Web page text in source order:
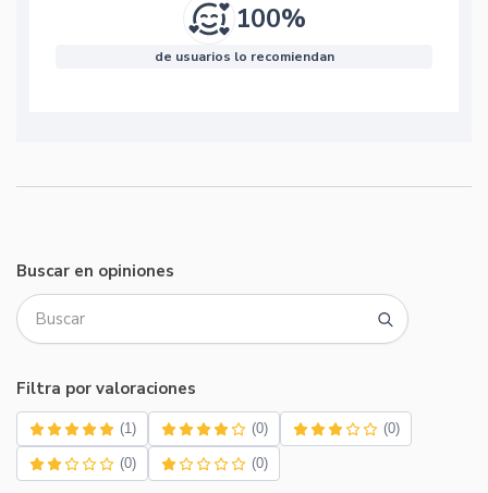
100%
de usuarios lo recomiendan
Buscar en opiniones
Filtra por valoraciones
(1) (0) (0)
(0) (0)